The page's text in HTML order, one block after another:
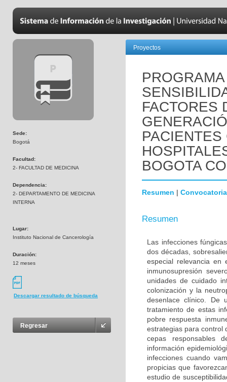
Sede:
Bogotá
Facultad:
2- FACULTAD DE MEDICINA
Dependencia:
2- DEPARTAMENTO DE MEDICINA
INTERNA
Lugar:
Instituto Nacional de Cancerología
Duración:
12 meses
Descargar resultado de búsqueda
Regresar
Proyectos
FACTORES
BOGOTA
Resumen | Convocatoria
Resumen
Las infecciones
dos décadas,
especial relevancia en
inmunosupresión
unidades de cuidado
colonización y la
desenlace clínico. De
tratamiento de estas
pobre respuesta
estrategias para control
cepas responsables
información
infecciones cuando
propicias que
estudio de